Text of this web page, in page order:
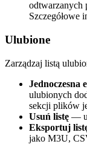
odtwarzanych
Szczegółowe
Ulubione
Zarządzaj listą
Jednoczesna
ulubionych
sekcji plików
Usuń listę —
Eksportuj
jako M3U,